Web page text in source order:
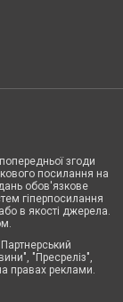
згоди
посилання на
обов'язкове
гіперпосилання
в якості джерела.
"Пресреліз",
правах реклами.